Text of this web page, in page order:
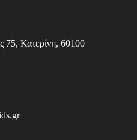
75, Κατερίνη, 60100
Opens